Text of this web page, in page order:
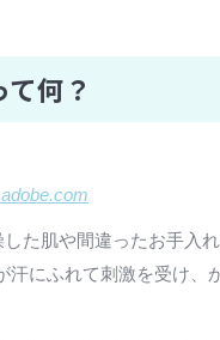
何？
した肌や間違ったお手入
汗にふれて刺激を受け、